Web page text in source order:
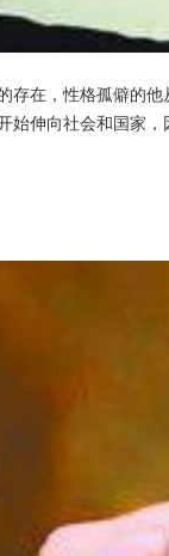
存在，性格孤僻的
始伸向社会和国家